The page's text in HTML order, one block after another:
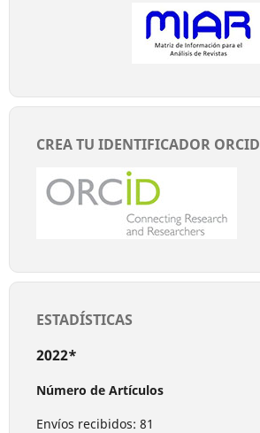
CREA TU IDENTIFICADOR ORCID
ESTADÍSTICAS
2022*
Número de Artículos
Envíos recibidos: 81